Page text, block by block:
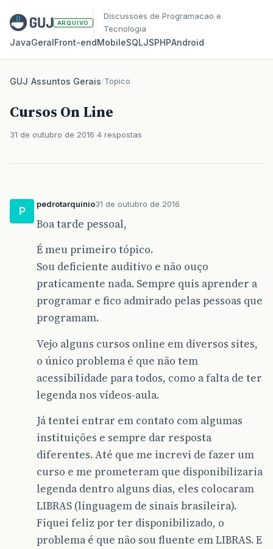
ARQUIVO
Discussoes de Programacao e
Tecnologia
JavaGeralFront‑endMobileSQLJSPHPAndroid
GUJ/Assuntos Gerais/Topico
Cursos On Line
31 de outubro de 2016 4 respostas
P
pedrotarquinio31 de outubro de 2016
Boa tarde pessoal,
É meu primeiro tópico.
Sou deficiente auditivo e não ouço
praticamente nada. Sempre quis aprender a
programar e fico admirado pelas pessoas que
programam.
Vejo alguns cursos online em diversos sites,
o único problema é que não tem
acessibilidade para todos, como a falta de ter
legenda nos vídeos-aula.
Já tentei entrar em contato com algumas
instituições e sempre dar resposta
diferentes. Até que me increvi de fazer um
curso e me prometeram que disponibilizaria
legenda dentro alguns dias, eles colocaram
LIBRAS (linguagem de sinais brasileira).
Fiquei feliz por ter disponibilizado, o
problema é que não sou fluente em LIBRAS. E